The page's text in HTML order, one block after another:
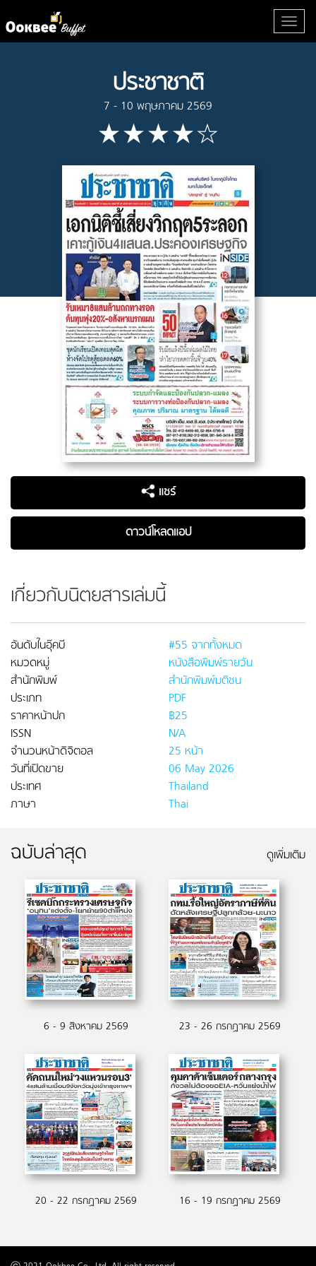
ประชาชาติ
7 - 10 พฤษภาคม 2569
แชร์
ดาวน์โหลดแอป
เกี่ยวกับนิตยสารเล่มนี้
อันดับในอุ๊คบี
#55 จากทั้งหมด
หมวดหมู่
หนังสือพิมพ์รายวัน
สำนักพิมพ์
สำนักพิมพ์มติชน
ประเภท
PDF
ราคาหน้าปก
฿25
ISSN
N/A
จำนวนหน้าดิจิตอล
25 หน้า
วันที่เปิดขาย
06 May 2026
ประเทศ
Thailand
ภาษา
Thai
ฉบับล่าสุด ดูเพิ่มเติม
6 - 9 สิงหาคม 2569 23 - 26 กรกฏาคม 2569
20 - 22 กรกฏาคม 2569 16 - 19 กรกฏาคม 2569